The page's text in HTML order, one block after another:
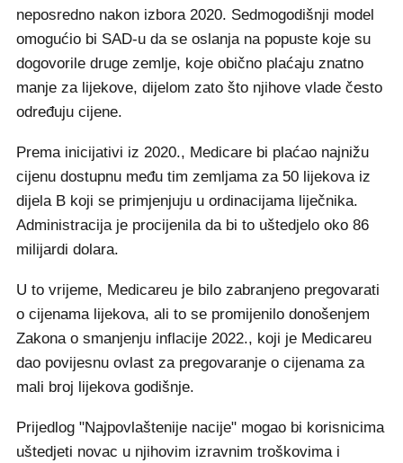
neposredno nakon izbora 2020. Sedmogodišnji model
omogućio bi SAD-u da se oslanja na popuste koje su
dogovorile druge zemlje, koje obično plaćaju znatno
manje za lijekove, dijelom zato što njihove vlade često
određuju cijene.
Prema inicijativi iz 2020., Medicare bi plaćao najnižu
cijenu dostupnu među tim zemljama za 50 lijekova iz
dijela B koji se primjenjuju u ordinacijama liječnika.
Administracija je procijenila da bi to uštedjelo oko 86
milijardi dolara.
U to vrijeme, Medicareu je bilo zabranjeno pregovarati
o cijenama lijekova, ali to se promijenilo donošenjem
Zakona o smanjenju inflacije 2022., koji je Medicareu
dao povijesnu ovlast za pregovaranje o cijenama za
mali broj lijekova godišnje.
Prijedlog "Najpovlaštenije nacije" mogao bi korisnicima
uštedjeti novac u njihovim izravnim troškovima i